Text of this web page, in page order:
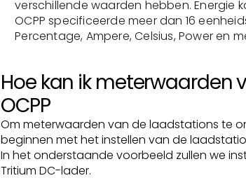
verschillende waarden hebben. Energie
OCPP specificeerde meer dan 16
Percentage, Ampere, Celsius, Power en
Hoe kan ik meterwaarden
OCPP
Om meterwaarden van de laadstations te
beginnen met het instellen van de
In het onderstaande voorbeeld zullen we
Tritium DC-lader.